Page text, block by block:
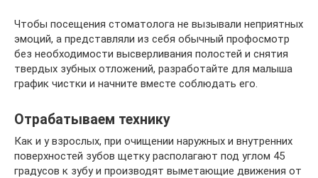
Чтобы посещения стоматолога не вызывали неприятных
эмоций, а представляли из себя обычный профосмотр
без необходимости высверливания полостей и снятия
твердых зубных отложений, разработайте для малыша
график чистки и начните вместе соблюдать его.
Отрабатываем технику
Как и у взрослых, при очищении наружных и внутренних
поверхностей зубов щетку располагают под углом 45
градусов к зубу и производят выметающие движения от